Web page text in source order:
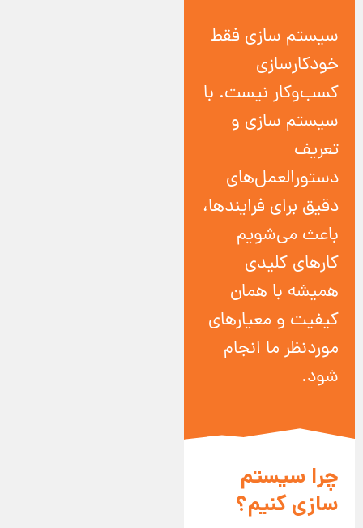
سیستم سازی فقط
خودکارسازی
کسب‌وکار نیست. با
سیستم سازی و
تعریف
دستورالعمل‌های
دقیق برای فرایندها،
باعث می‌شویم
کارهای کلیدی
همیشه با همان
کیفیت و معیارهای
موردنظر ما انجام
شود.
چرا سیستم
سازی کنیم؟